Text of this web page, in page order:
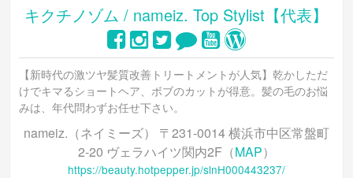
キクチノゾム / nameiz. Top Stylist【代表】
【新時代の激ツヤ髪質改善トリートメントが人気】乾かしただ
けでキマるショートヘア、ボブのカットが得意。髪の毛のお悩
みは、年代問わずお任せ下さい。
nameiz.（ネイミーズ） 〒231-0014 横浜市中区常盤町
2-20 ヴェラハイツ関内2F（MAP）
https://beauty.hotpepper.jp/slnH000443237/